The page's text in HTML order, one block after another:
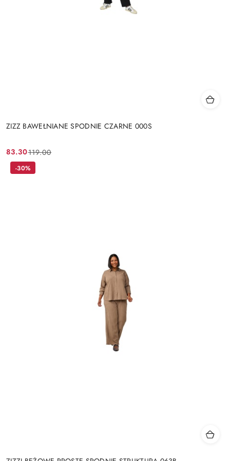
ZIZZ BAWEŁNIANE SPODNIE CZARNE 000S
Cena
promocyjna:
83.30
Cena
przed
119.00
-30%